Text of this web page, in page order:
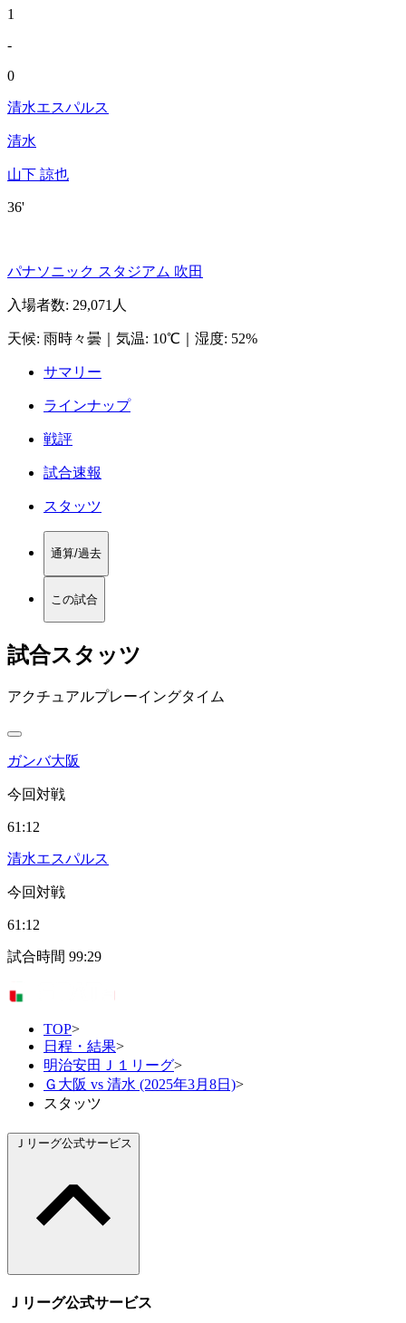
1
-
0
清水エスパルス
清水
山下 諒也
36'
パナソニック スタジアム 吹田
入場者数: 29,071人
天候: 雨時々曇 気温: 10℃ 湿度: 52%
サマリー
ラインナップ
戦評
試合速報
スタッツ
通算/過去
この試合
試合スタッツ
アクチュアルプレーイングタイム
ガンバ大阪
今回対戦
61:12
清水エスパルス
今回対戦
61:12
試合時間 99:29
TOP>
日程・結果>
明治安田Ｊ１リーグ>
Ｇ大阪 vs 清水 (2025年3月8日)>
スタッツ
Ｊリーグ公式サービス
Ｊリーグ公式サービス